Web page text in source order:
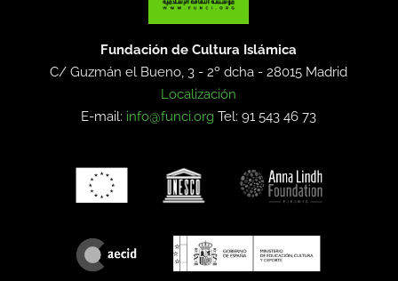
Fundación de Cultura Islámica
C/ Guzmán el Bueno, 3 - 2º dcha -28015 Madrid
Localización
E-mail: info@funci.org Tel: 91 543 46 73